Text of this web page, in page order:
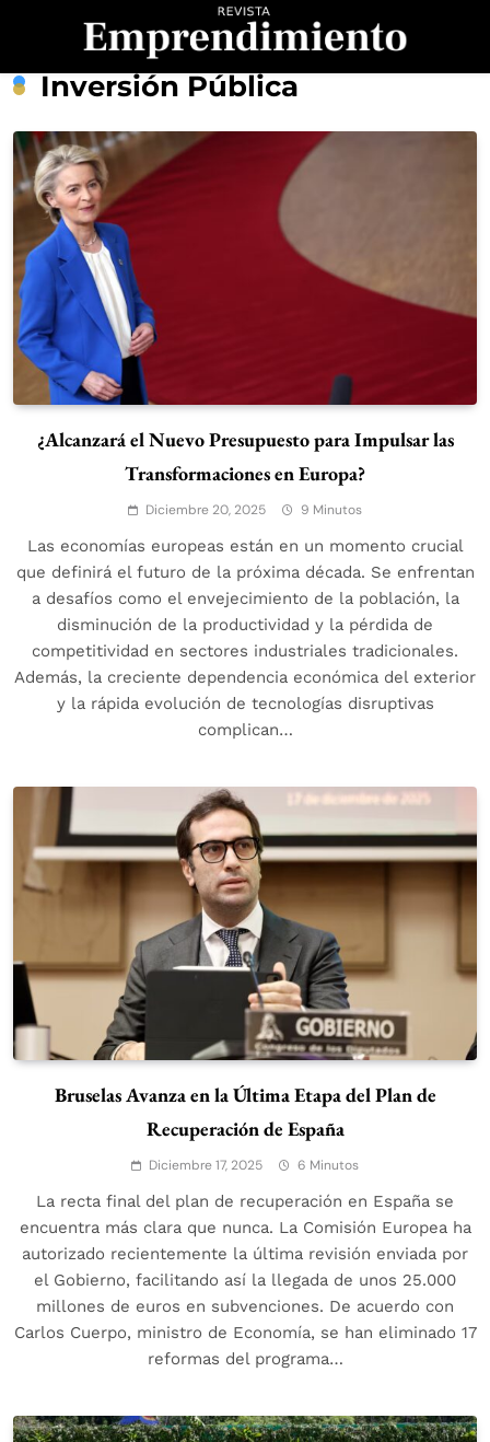
Revista
Emprendimiento
Inversión Pública
¿Alcanzará el Nuevo Presupuesto para Impulsar las
Transformaciones en Europa?
Diciembre 20, 2025 9 Minutos
Las economías europeas están en un momento crucial
que definirá el futuro de la próxima década. Se enfrentan
a desafíos como el envejecimiento de la población, la
disminución de la productividad y la pérdida de
competitividad en sectores industriales tradicionales.
Además, la creciente dependencia económica del exterior
y la rápida evolución de tecnologías disruptivas
complican…
Bruselas Avanza en la Última Etapa del Plan de
Recuperación de España
Diciembre 17, 2025 6 Minutos
La recta final del plan de recuperación en España se
encuentra más clara que nunca. La Comisión Europea ha
autorizado recientemente la última revisión enviada por
el Gobierno, facilitando así la llegada de unos 25.000
millones de euros en subvenciones. De acuerdo con
Carlos Cuerpo, ministro de Economía, se han eliminado 17
reformas del programa…